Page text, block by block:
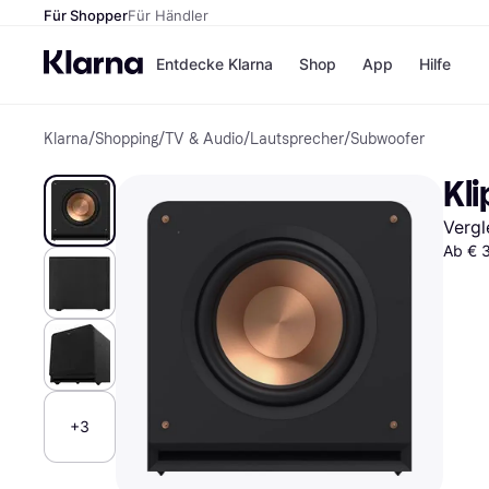
Für ShopperFür Händler
Entdecke Klarna
Zahlungsmethoden
Bezahle in 3
Teilzahlungen
Bezahle in bis zu 30
Tagen
Ratenzahlung
Shop
Shops
H&M
Temu
App Hilfe
Klarna/Shopping/TV & Audio/Lautsprecher/Subwoofer
+3
Ab €